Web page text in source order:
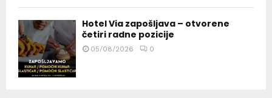
Hotel Via zapošljava – otvorene
četiri radne pozicije
05/08/2026 0